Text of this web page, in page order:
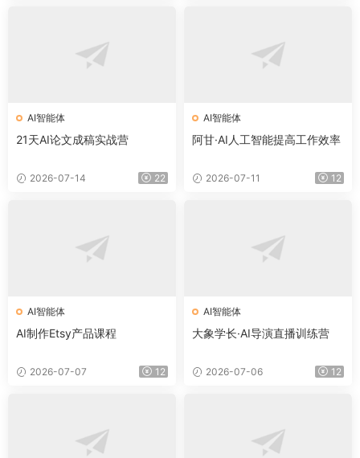
AI智能体
21天AI论文成稿实战营
2026-07-14 22
AI智能体
阿甘·AI人工智能提高工作效率
2026-07-11 12
AI智能体
AI制作Etsy产品课程
2026-07-07 12
AI智能体
大象学长·AI导演直播训练营
2026-07-06 12